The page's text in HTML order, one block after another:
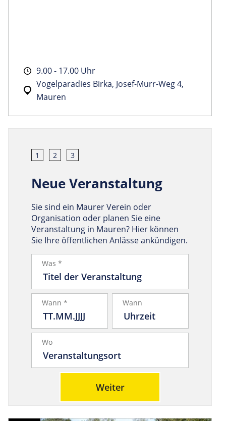
9.00 - 17.00 Uhr
Vogelparadies Birka, Josef-Murr-Weg 4,
Mauren
1 2 3
Neue Veranstaltung
Sie sind ein Maurer Verein oder
Organisation oder planen Sie eine
Veranstaltung in Mauren? Hier können
Sie Ihre öffentlichen Anlässe ankündigen.
Was *
Wann * Wann
Wo
Weiter